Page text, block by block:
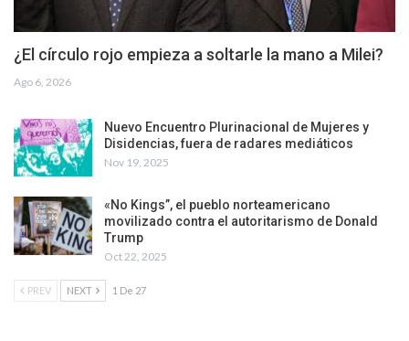
¿El círculo rojo empieza a soltarle la mano a Milei?
Ago 6, 2026
Nuevo Encuentro Plurinacional de Mujeres y
Disidencias, fuera de radares mediáticos
Nov 19, 2025
«No Kings”, el pueblo norteamericano
movilizado contra el autoritarismo de Donald
Trump
Oct 22, 2025
PREV NEXT 1 De 27